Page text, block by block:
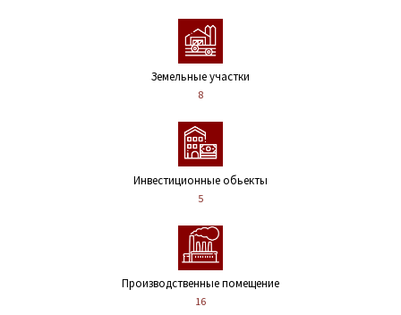
Земельные участки
8
Инвестиционные обьекты
5
Производственные помещение
16